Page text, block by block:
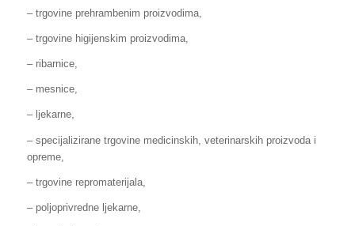
– trgovine prehrambenim proizvodima,
– trgovine higijenskim proizvodima,
– ribarnice,
– mesnice,
– ljekarne,
– specijalizirane trgovine medicinskih, veterinarskih proizvoda i
opreme,
– trgovine repromaterijala,
– poljoprivredne ljekarne,